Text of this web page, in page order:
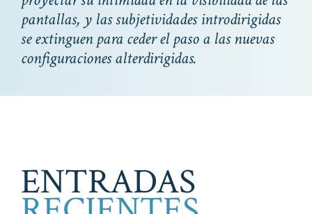
pantallas, y las subjetividades introdirigidas
se extinguen para ceder el paso a las nuevas
configuraciones alterdirigidas.
ENTRADAS